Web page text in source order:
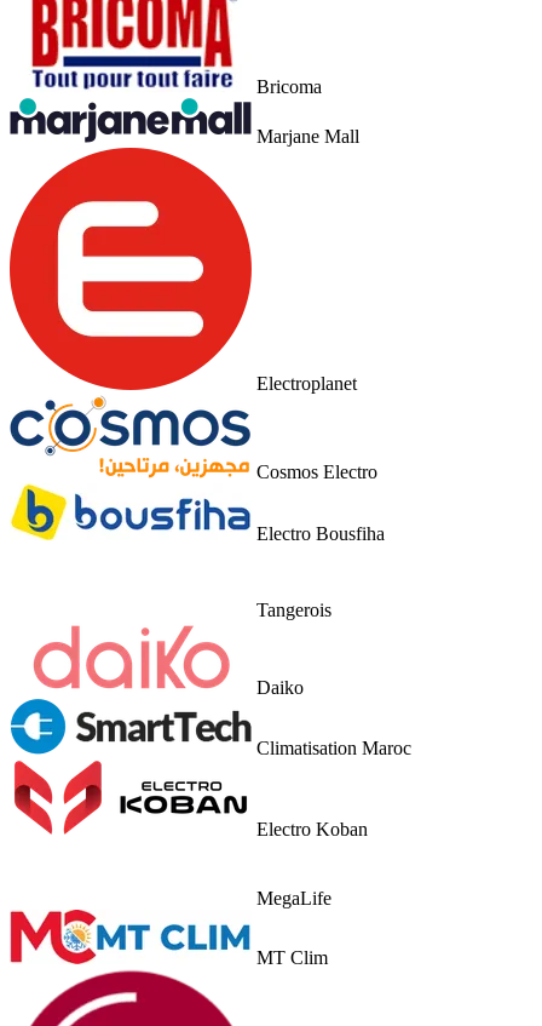
Bricoma
Marjane Mall
Electroplanet
Cosmos Electro
Electro Bousfiha
Tangerois
Daiko
Climatisation Maroc
Electro Koban
MegaLife
MT Clim